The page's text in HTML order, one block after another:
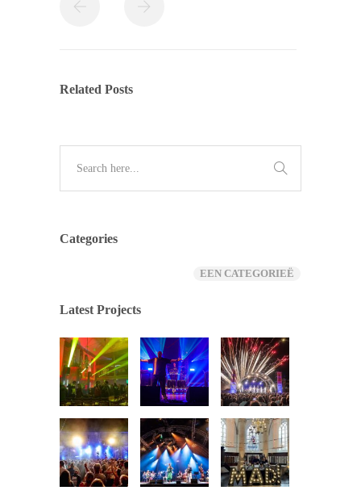
Related Posts
Categories
EEN CATEGORIEË
Latest Projects